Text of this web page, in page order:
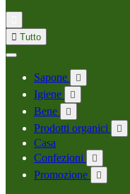
 Tutto
Sapone 
Igiene 
Bene 
Prodotti organici 
Casa
Confezioni

Promozione 